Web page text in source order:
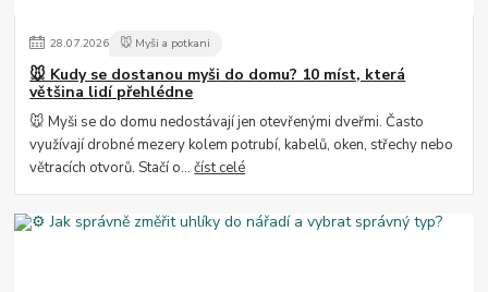
28.07.2026 🐭 Myši a potkani
🐭 Kudy se dostanou myši do domu? 10 míst, která
většina lidí přehlédne
🐭 Myši se do domu nedostávají jen otevřenými dveřmi. Často
využívají drobné mezery kolem potrubí, kabelů, oken, střechy nebo
větracích otvorů. Stačí o...číst celé